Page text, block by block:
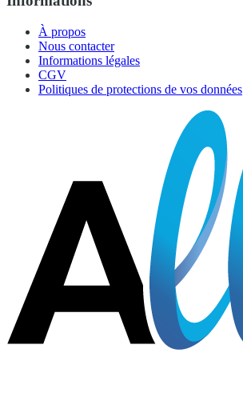
À propos
Nous contacter
Informations légales
CGV
Politiques de protections de vos données